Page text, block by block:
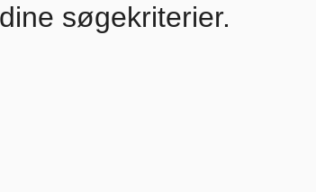
søgekriterier.